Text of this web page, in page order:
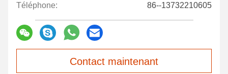
Téléphone: 86--13732210605
Contact maintenant